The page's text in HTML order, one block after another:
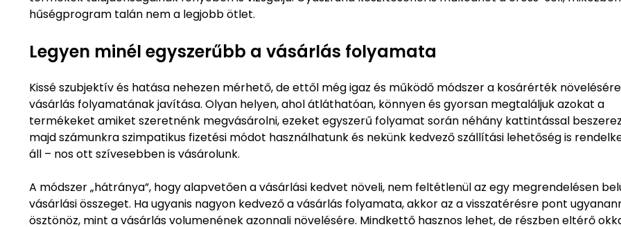
hűségprogram talán nem a legjobb ötlet.
Legyen minél egyszerűbb a vásárlás folyamata
Kissé szubjektív és hatása nehezen mérhető, de ettől még igaz és működő módszer a kosárérték
vásárlás folyamatának javítása. Olyan helyen, ahol átláthatóan, könnyen és gyorsan megtaláljuk azokat a
termékeket amiket szeretnénk megvásárolni, ezeket egyszerű folyamat során néhány kattintással
majd számunkra szimpatikus fizetési módot használhatunk és nekünk kedvező szállítási lehetőség is
áll – nos ott szívesebben is vásárolunk.
A módszer „hátránya”, hogy alapvetően a vásárlási kedvet növeli, nem feltétlenül az egy megrendelésen
vásárlási összeget. Ha ugyanis nagyon kedvező a vásárlás folyamata, akkor az a visszatérésre pont
ösztönöz, mint a vásárlás volumenének azonnali növelésére. Mindkettő hasznos lehet, de részben eltérő